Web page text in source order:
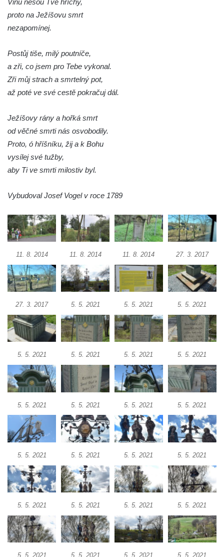
Kříž u domu čp. 3 v Chrámcích
Kříž u polní cesty severozápadně od Kozel
Centrální kříž hřbitova v Kozlech
Kříž východně od Oparna u cesty na Lovoš
Pamětní kříž na Lovoši
Kříž jižně od Prysku
Boží muka svatého Floriána v Mezné
Čechách
Kříž u kostela Zvěstování Panny Marie v
Duchcově
Údajný kříž před kostelem svatých Petra a
Pavla v Jeníkově
Kříž na návsi v Jeníkově
Kříž na křižovatce v Teplické ulici v Lahošti
Kříž U Pěti lip na pastvině severovýchodně
od Mikulášovic
Kříž na rozcestí u domu čp. 123 v
Mikulášovicích
Wäberův kříž v zahradě domu čp. 184 v
Mikulášovicích
Kříž na louce v horních Mikulášovicích
Posteltův kříž naproti domu ev.č. 29 v
Mikulášovicích
Kříž Neubaukreuz u domu čp. 698 v
Mikulášovicích
Kříž manželů Endlerových u továrního
objektu v Mikulášovicích
Kříž u silnice východně od Mikulášovic
Meyerův kříž východně od Mikulášovic
Kříž u rozcestí k větrnému mlýnu Světlík v
Horním Podluží
proto na Ježíšovu smrt
nezapomínej.
Postůj tiše, milý poutníče,
a zři, co jsem pro Tebe vykonal.
Zři můj strach a smrtelný pot,
až poté ve své cestě pokračuj dál.
Ježíšovy rány a hořká smrt
od věčné smrti nás osvobodily.
Proto, ó hříšníku, žij a k Bohu
vysílej své tužby,
aby Ti ve smrti milostiv byl.
Vybudoval Josef Vogel v roce 1789
11. 8. 2014 11. 8. 2014 11. 8. 2014 27. 3. 2017
27. 3. 2017 5. 5. 2021 5. 5. 2021 5. 5. 2021
5. 5. 2021 5. 5. 2021 5. 5. 2021 5. 5. 2021
5. 5. 2021 5. 5. 2021 5. 5. 2021 5. 5. 2021
5. 5. 2021 5. 5. 2021 5. 5. 2021 5. 5. 2021
5. 5. 2021 5. 5. 2021 5. 5. 2021 5. 5. 2021
5. 5. 2021 5. 5. 2021 5. 5. 2021 5. 5. 2021